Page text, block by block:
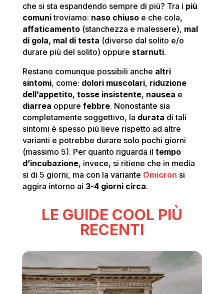
che si sta espandendo sempre di più? Tra i più
comunitroviamo: naso chiuso e che cola,
affaticamento(stanchezza e malessere), mal
di gola, mal di testa (diverso dal solito e/o
durare più del solito) oppure starnuti.
Restano comunque possibili anche altri
sintomi, come: dolori muscolari, riduzione
dell’appetito, tosse insistente, nausea e
diarrea oppure febbre. Nonostante sia
completamente soggettivo, la durata di tali
sintomi è spesso più lieve rispetto ad altre
varianti e potrebbe durare solo pochi giorni
(massimo 5). Per quanto riguarda il tempo
d’incubazione, invece, si ritiene che in media
si di 5 giorni, ma con la variante Omicron si
aggira intorno ai 3-4 giorni circa.
LE GUIDE COOL PIÙ
RECENTI